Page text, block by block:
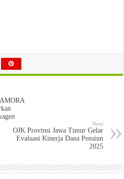
Next
OJK Provinsi Jawa Timur Gelar
Evaluasi Kinerja Dana Pensiun
2025